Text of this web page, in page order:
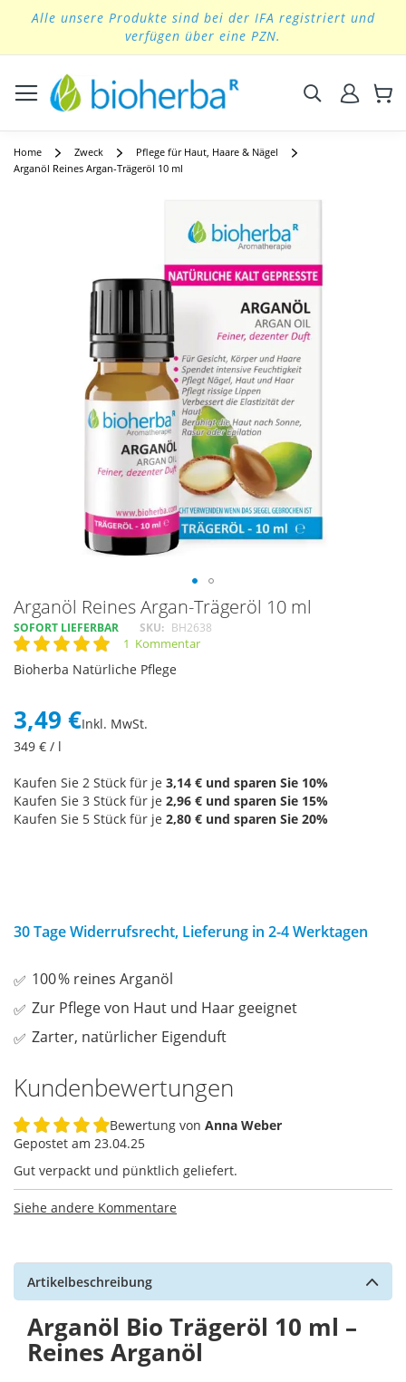
to
Alle unsere Produkte sind bei der IFA registriert und
verfügen über eine PZN.
Suchen
Home Zweck
Pflege für Haut, Haare & Nägel
Arganöl Reines Argan-Trägeröl 10 ml
Arganöl Reines Argan-Trägeröl 10 ml
SOFORT LIEFERBAR SKU BH2638
Rating: 1 Kommentar
Bioherba Natürliche Pflege
3,49 €Inkl. MwSt.
349 € / l
Kaufen Sie 2 Stück für je 3,14 € und sparen Sie 10%
Kaufen Sie 3 Stück für je 2,96 € und sparen Sie 15%
Kaufen Sie 5 Stück für je 2,80 € und sparen Sie 20%
30 Tage Widerrufsrecht, Lieferung in 2-4 Werktagen
100 % reines Arganöl
Zur Pflege von Haut und Haar geeignet
Zarter, natürlicher Eigenduft
Kundenbewertungen
100%
Bewertung von Anna Weber
Gepostet am 23.04.25
Gut verpackt und pünktlich geliefert.
Siehe andere Kommentare
Skip
to
the
beginning
of
images
gallery
Artikelbeschreibung
Arganöl Bio Trägeröl 10 ml –
Reines Arganöl